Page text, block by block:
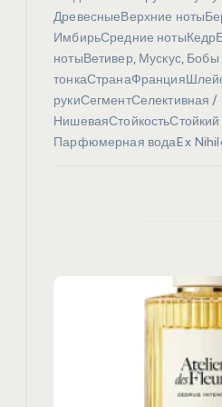
ДревесныеВерхние
ИмбирьСредние
нотыВетивер, Мускус, Бобы
рукиСегментСелективная /
Парфюмерная водаEx